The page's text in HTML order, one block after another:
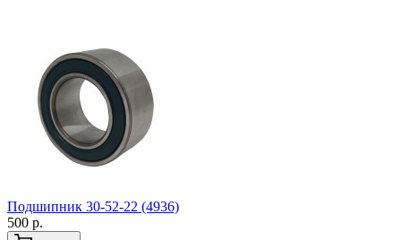
Подшипник 30-52-22 (4936)
500 р.